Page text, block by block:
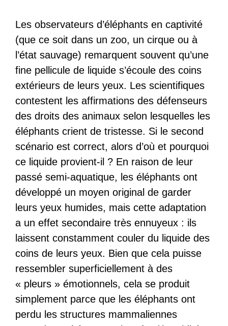
Les observateurs d’éléphants en captivité
(que ce soit dans un zoo, un cirque ou à
l’état sauvage) remarquent souvent qu’une
fine pellicule de liquide s’écoule des coins
extérieurs de leurs yeux. Les scientifiques
contestent les affirmations des défenseurs
des droits des animaux selon lesquelles les
éléphants crient de tristesse. Si le second
scénario est correct, alors d’où et pourquoi
ce liquide provient-il ? En raison de leur
passé semi-aquatique, les éléphants ont
développé un moyen original de garder
leurs yeux humides, mais cette adaptation
a un effet secondaire très ennuyeux : ils
laissent constamment couler du liquide des
coins de leurs yeux. Bien que cela puisse
ressembler superficiellement à des
« pleurs » émotionnels, cela se produit
simplement parce que les éléphants ont
perdu les structures mammaliennes